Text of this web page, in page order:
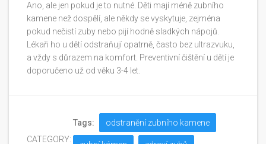
Ano, ale jen pokud je to nutné. Děti mají méně zubního
kamene než dospělí, ale někdy se vyskytuje, zejména
pokud nečistí zuby nebo pijí hodně sladkých nápojů.
Lékaři ho u dětí odstraňují opatrně, často bez ultrazvuku,
a vždy s důrazem na komfort. Preventivní čištění u dětí je
doporučeno už od věku 3-4 let.
CATEGORY:
Tags: odstranění zubního kamene